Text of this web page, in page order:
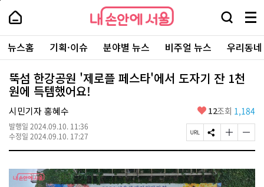
본
로
가
내
손
안
에
서
울
-
서
울
시
대
표
소
통
포
내
손
에
울
검
창
열
기
메
뉴
전
체
보
주
요
서
뉴스홈 기획·이슈 분야별 뉴스 비주얼 뉴스 우리동
뚝섬 한강공원 '제로플 페스타'에서 도자기 잔 1천
원에 득템했어요!
시민기자 홍혜수
발행일 2024.09.10. 11:36
수정일 2024.09.10. 17:27
좋
요
12조회 1,184
페
이
U
R
S
N
공
유
글
자
기
크
글
자
기
작
페
상
단
로